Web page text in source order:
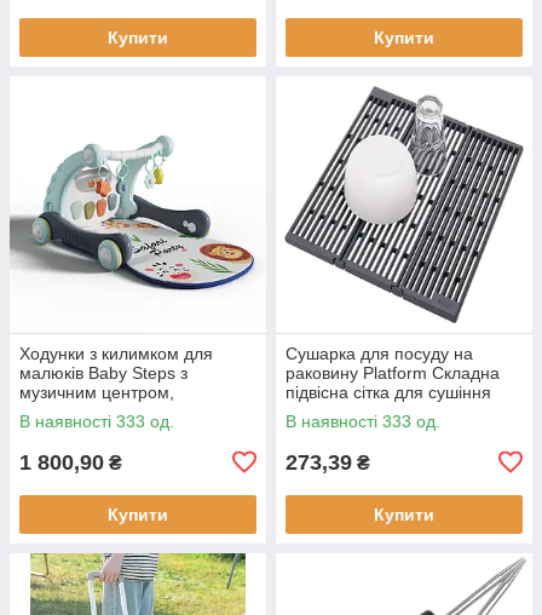
Купити Купити
Ходунки з килимком для
малюків Baby Steps з
музичним центром,
бізабордом, піаніно та
Bluetooth підключенням +
В наявності 333 од.
1 800,90 ₴
Купити
Сушарка для посуду на
раковину Platform Складна
підвісна сітка для сушіння
В наявності 333 од.
273,39 ₴
Купити